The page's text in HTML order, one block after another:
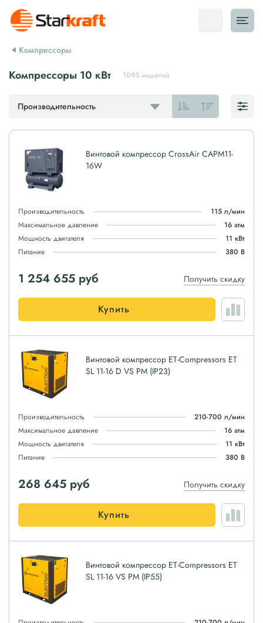
Компрессоры
Компрессоры 10 кВт 1095 моделей
Производительность
Винтовой компрессор CrossAir CAPM11-
16W
Производительность
115 л/мин
Максимальное давление
16 атм
Мощность двигателя
11 кВт
Питание
380 В
1 254 655 руб Получить скидку
Купить
Винтовой компрессор ET-Compressors ET
SL 11-16 D VS PM (IP23)
Производительность
210-700 л/мин
Максимальное давление
16 атм
Мощность двигателя
11 кВт
Питание
380 В
268 645 руб Получить скидку
Купить
Винтовой компрессор ET-Compressors ET
SL 11-16 VS PM (IP55)